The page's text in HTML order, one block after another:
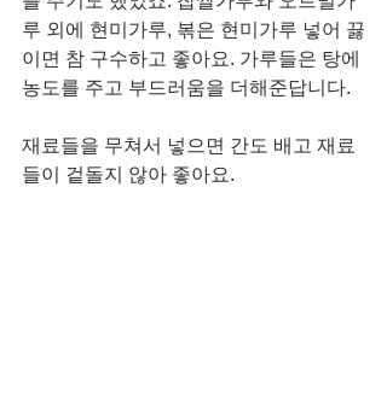
루 외에 현미가루, 볶은 현미가루 넣어 끓
이면 참 구수하고 좋아요. 가루들은 탕에
농도를 주고 부드러움을 더해준답니다.
재료들을 무쳐서 넣으면 간도 배고 재료
들이 겉돌지 않아 좋아요.